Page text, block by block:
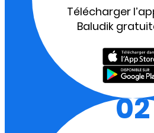
Télécharger
Baludik
02